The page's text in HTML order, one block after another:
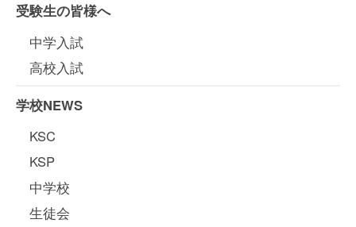
受験生の皆様へ
中学入試
高校入試
学校NEWS
KSC
KSP
中学校
生徒会